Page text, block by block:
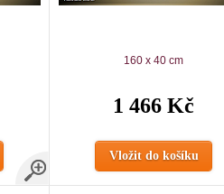
160 x 40 cm
1 466 Kč
Vložit do košíku